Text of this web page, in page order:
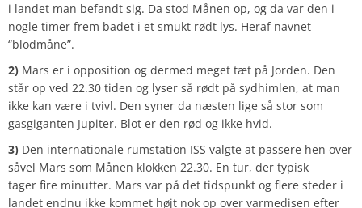
i landet man befandt sig. Da stod Månen op, og da var den i
nogle timer frem badet i et smukt rødt lys. Heraf navnet
“blodmåne”.
2) Mars er i opposition og dermed meget tæt på Jorden. Den
står op ved 22.30 tiden og lyser så rødt på sydhimlen, at man
ikke kan være i tvivl. Den syner da næsten lige så stor som
gasgiganten Jupiter. Blot er den rød og ikke hvid.
3) Den internationale rumstation ISS valgte at passere hen over
såvel Mars som Månen klokken 22.30. En tur, der typisk
tager fire minutter. Mars var på det tidspunkt og flere steder i
landet endnu ikke kommet højt nok op over varmedisen efter